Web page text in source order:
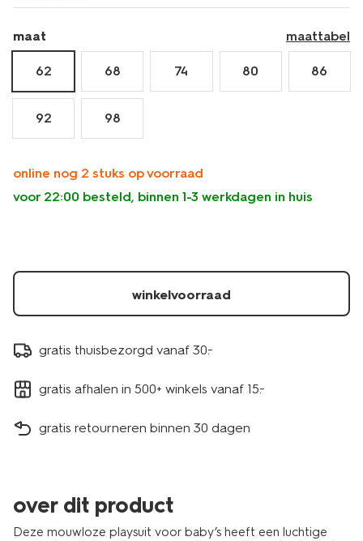
maat maattabel
62 68 74 80 86
92 98
online nog 2 stuks op voorraad
voor 22:00 besteld, binnen 1-3 werkdagen in huis
winkelvoorraad
gratis thuisbezorgd vanaf 30.-
gratis afhalen in 500+ winkels vanaf 15.-
gratis retourneren binnen 30 dagen
over dit product
Deze mouwloze playsuit voor baby’s heeft een luchtige